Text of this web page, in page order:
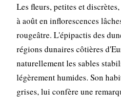
Les fleurs, petites et
à août en inflorescences
rougeâtre. L'épipactis des
régions dunaires côtières
naturellement les sables
légèrement humides. Son
grises, lui confère une